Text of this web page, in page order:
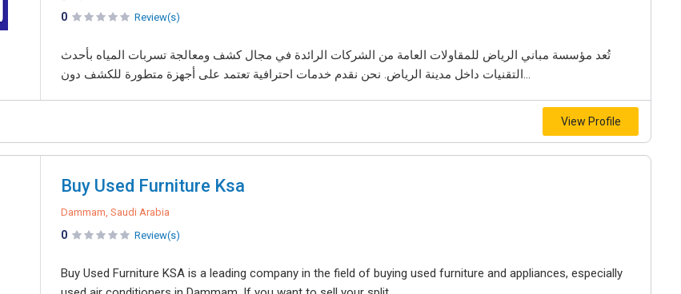
0 Review(s)
تُعد مؤسسة مباني الرياض للمقاولات العامة من الشركات الرائدة في مجال كشف ومعالجة تسربات المياه بأحدث
التقنيات داخل مدينة الرياض. نحن نقدم خدمات احترافية تعتمد على أجهزة متطورة للكشف دون...
View Profile
Buy Used Furniture Ksa
Dammam, Saudi Arabia
0 Review(s)
Buy Used Furniture KSA is a leading company in the field of buying used furniture and appliances, especially